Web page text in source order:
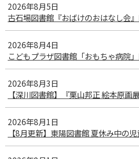
2026年8月5日
古石場図書館『おばけのおはなし会
2026年8月4日
こどもプラザ図書館「おもちゃ病院
2026年8月3日
【深川図書館】『栗山邦正 絵本原画
2026年8月1日
【8月更新】東陽図書館 夏休み中の